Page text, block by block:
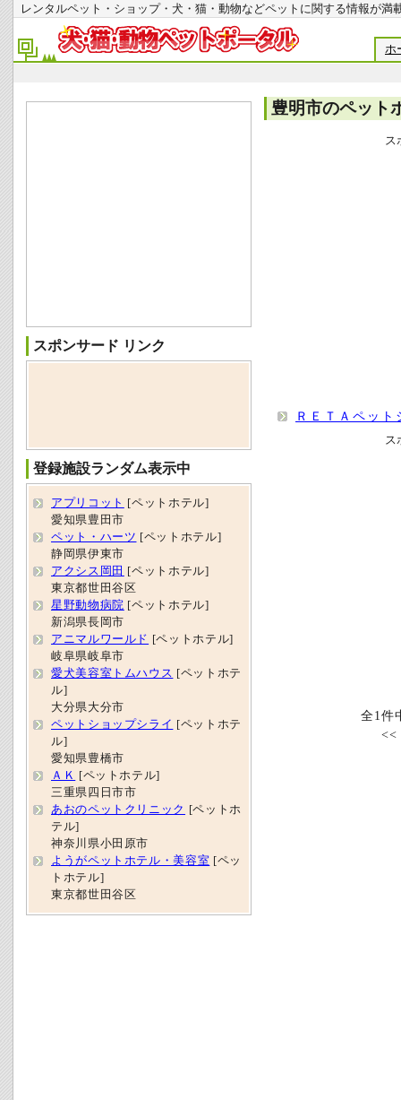
レンタルペット・ショップ・犬・猫・動物などペットに関する情報
ホ
豊明市のペット
ス
ＲＥＴＡペッ
ス
全1件
<<
スポンサード リンク
登録施設ランダム表示中
アプリコット
[ペットホテル]
愛知県豊田市
ペット・ハーツ [ペットホテル]
静岡県伊東市
アクシス岡田
[ペットホテル]
東京都世田谷区
星野動物病院 [ペットホテル]
新潟県長岡市
アニマルワールド [ペットホテル]
岐阜県岐阜市
愛犬美容室トムハウス [ペットホテ
ル]
大分県大分市
ペットショップシライ [ペットホテ
ル]
愛知県豊橋市
ＡＫ
[ペットホテル]
三重県四日市市
あおのペットクリニック
[ペットホ
テル]
神奈川県小田原市
ようがペットホテル・美容室 [ペッ
トホテル]
東京都世田谷区